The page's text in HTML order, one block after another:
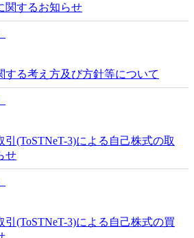
関するお知らせ
する考え方及び方針等について
(ToSTNeT-3)による自己株式の取
せ
(ToSTNeT-3)による自己株式の買